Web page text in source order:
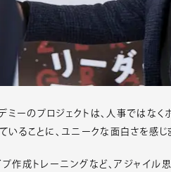
ミーのプロジェクトは、人事ではな
いることに、ユニークな面白さを感じ
作成トレーニングなど、アジャイ